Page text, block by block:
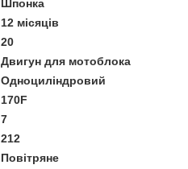
Шпонка
12 місяців
20
Двигун для мотоблока
Одноциліндровий
170F
7
212
Повітряне